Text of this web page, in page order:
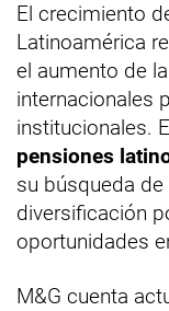
El crecimiento
Latinoamérica
el aumento de
internacionales
institucionales.
pensiones
su búsqueda
diversificación
oportunidades
M&G cuenta